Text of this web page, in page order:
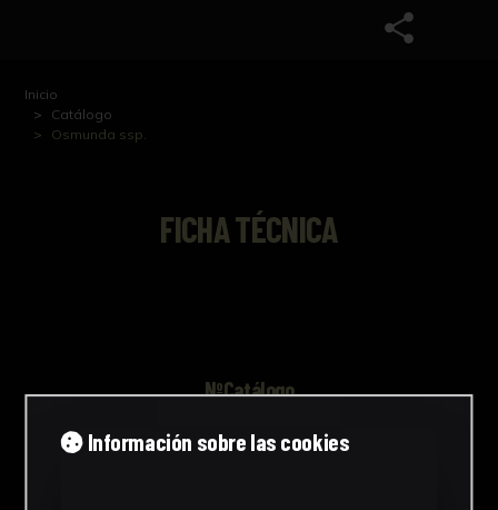
Inicio
Catálogo
Osmunda ssp.
FICHA TÉCNICA
NºCatálogo
FHEB-03854
Información sobre las cookies